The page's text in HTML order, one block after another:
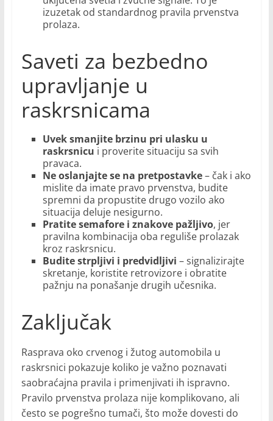
izuzetak od standardnog pravila prvenstva
prolaza.
Saveti za bezbedno
upravljanje u
raskrsnicama
Uvek smanjite brzinu pri ulasku u
raskrsnicu i proverite situaciju sa svih
pravaca.
Ne oslanjajte se na pretpostavke– čak i ako
mislite da imate pravo prvenstva, budite
spremni da propustite drugo vozilo ako
situacija deluje nesigurno.
Pratite semafore i znakove pažljivo, jer
pravilna kombinacija oba reguliše prolazak
kroz raskrsnicu.
Budite strpljivi i predvidljivi – signalizirajte
skretanje, koristite retrovizore i obratite
pažnju na ponašanje drugih učesnika.
Zaključak
Rasprava oko crvenog i žutog automobila u
raskrsnici pokazuje koliko je važno poznavati
saobraćajna pravila i primenjivati ih ispravno.
Pravilo prvenstva prolaza nije komplikovano, ali
često se pogrešno tumači, što može dovesti do